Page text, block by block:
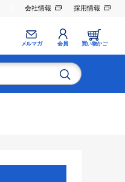
会社情報 採用情報
メルマガ 会員 買い物かご